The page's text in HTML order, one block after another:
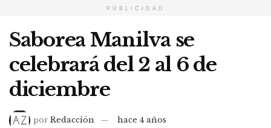
PUBLICIDAD
Saborea Manilva se
celebrará del 2 al 6 de
diciembre
por Redacción
hace 4 años